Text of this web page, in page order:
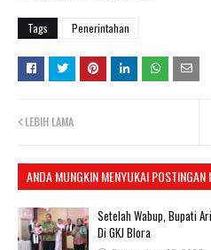
Tags Penerintahan
LEBIH LAMA
ANDA MUNGKIN MENYUKAI POSTINGAN
Setelah Wabup, Bupati
Di GKJ Blora